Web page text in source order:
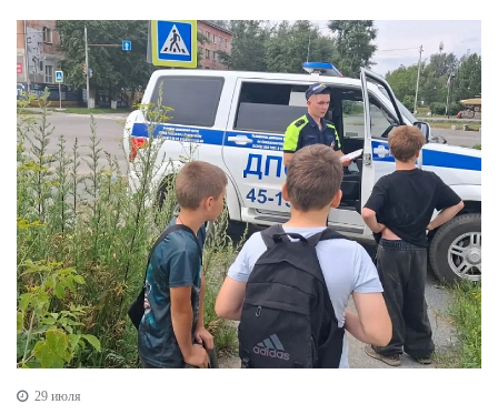
29 июля